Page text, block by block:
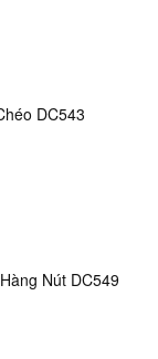
DC543
Nút DC549